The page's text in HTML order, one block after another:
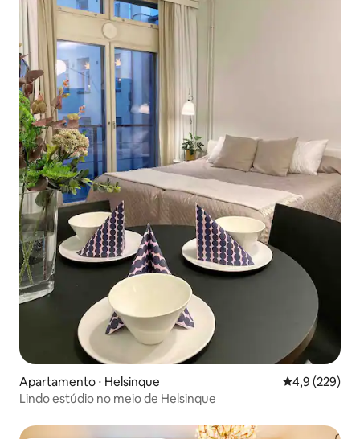
Apartamento ⋅ Helsinque 4,9 de uma
4,9 (229)
Lindo estúdio no meio de Helsinque